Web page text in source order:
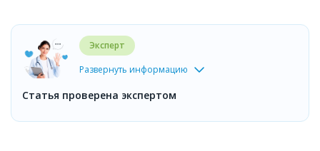
Эксперт
Развернуть информацию
Статья проверена экспертом